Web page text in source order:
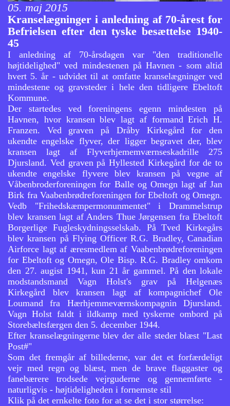
05. maj 2015
Kranselægninger i anledning af 70-årest for
Befrielsen efter den tyske besættelse 1940-
45
I anledning af 70-årsdagen var "den traditionelle
højtidelighed" ved mindestenen på Havnen - som altid
hvert 5. år - udvidet til at omfatte kranselægninger ved
mindestene og gravsteder i hele den tidligere Ebeltoft
Kommune.
Der startedes ved foreningens egenn mindesten på
Havnen, hvor kransen blev lagt af formand Erich H.
Franzen. Ved graven på Dråby Kirkegård for den
ukendte engelske flyver, der ligger begravet der, blev
kransen lagt af Flyverhjememværnseskadrille 275
Djursland. Ved graven på Hyllested Kirkegård for de to
ukendte engelske flyvere blev kransen på vegne af
Våbenbroderforeningen for Balle og Omegn lagt af Jan
Birk fra Vaabenbrødreforeningen for Ebeltoft og Omegn.
Vedb "Frihedskæmpermonunmentet" i Drammelstrup
blev kransen lagt af Anders Thue Jørgensen fra Ebeltoft
Borgerlige Fugleskydningsselskab. På Tved Kirkegårs
blev kransen på Flying Officer R.G. Bradley, Canadian
Airforce lagt af æresmedlem af Vaabenbrødreforeningen
for Ebeltoft og Omegn, Ole Bisp. R.G. Bradley omkom
den 27. augist 1941, kun 21 år gammel. På den lokale
modstandsmand Vagn Holst's grav på Helgenæs
Kirkegård blev kransen lagt af kompagnichef Ole
Loumand fra Hærhjemmeværnskompagnin Djursland.
Vagn Holst faldt i ildkamp med tyskerne ombord på
Storebæltsfærgen den 5. december 1944.
Efter kranselægningerne blev der alle steder blæst "Last
Post#"
Som det fremgår af billederne, var det et forfærdeligt
vejr med regn og blæst, men de brave flaggaster og
fanebærere trodsede vejrguderne og gennemførte -
naturligvis - højtideligheden i fornemste stil
Klik på det ernkelte foto for at se det i stor størrelse: